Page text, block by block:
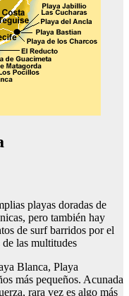
playas doradas de
pero también hay
de surf barridos por el
las multitudes
Blanca, Playa
más pequeños. Acunada
rara vez es algo más